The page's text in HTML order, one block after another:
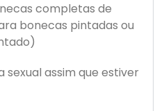
completas de
bonecas pintadas ou
sexual assim que estiver